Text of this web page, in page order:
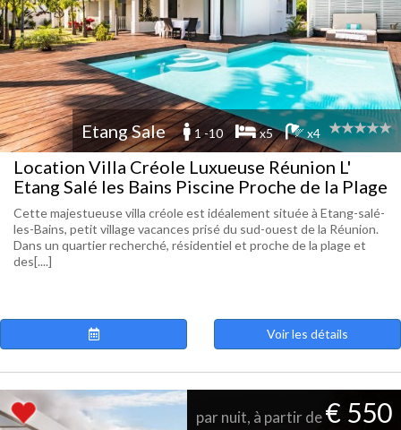
Etang Sale 1 -10 x5 x4
Location Villa Créole Luxueuse Réunion L'
Etang Salé les Bains Piscine Proche de la Plage
Cette majestueuse villa créole est idéalement située à Etang-salé-
les-Bains, petit village vacances prisé du sud-ouest de la Réunion.
Dans un quartier recherché, résidentiel et proche de la plage et
des[....]
Voir les détails
par nuit, à partir de€ 550